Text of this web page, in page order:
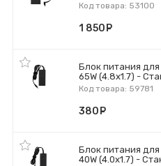
Код товара: 53100
1 850
Блок питания для
65W (4.8х1.7) -
Код товара: 59781
380
Блок питания для
40W (4.0х1.7) -